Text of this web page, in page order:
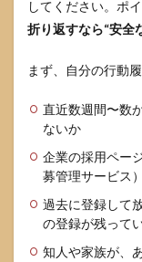
してください。ポイ
折り返すなら“安全
まず、自分の行動
直近数週間〜数
ないか
企業の採用ペー
募管理サービス
過去に登録して
の登録が残って
知人や家族が、